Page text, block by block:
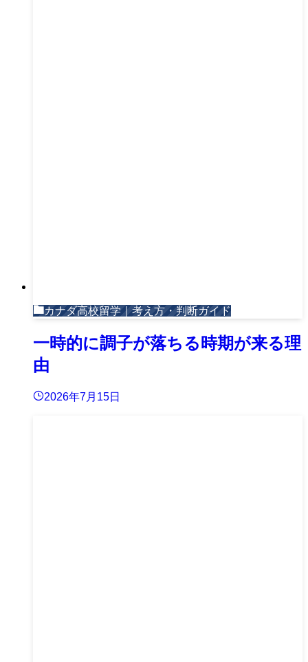
カナダ高校留学｜考え方・判断ガイド
一時的に調子が落ちる時期が来る理
由
2026年7月15日